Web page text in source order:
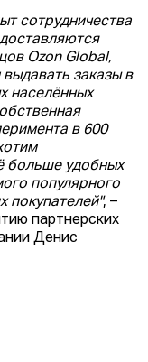
сотрудничества
Ozon Global,
заказы в
населённых
в 600
больше удобных
популярного
покупателей", –
партнерских
Денис